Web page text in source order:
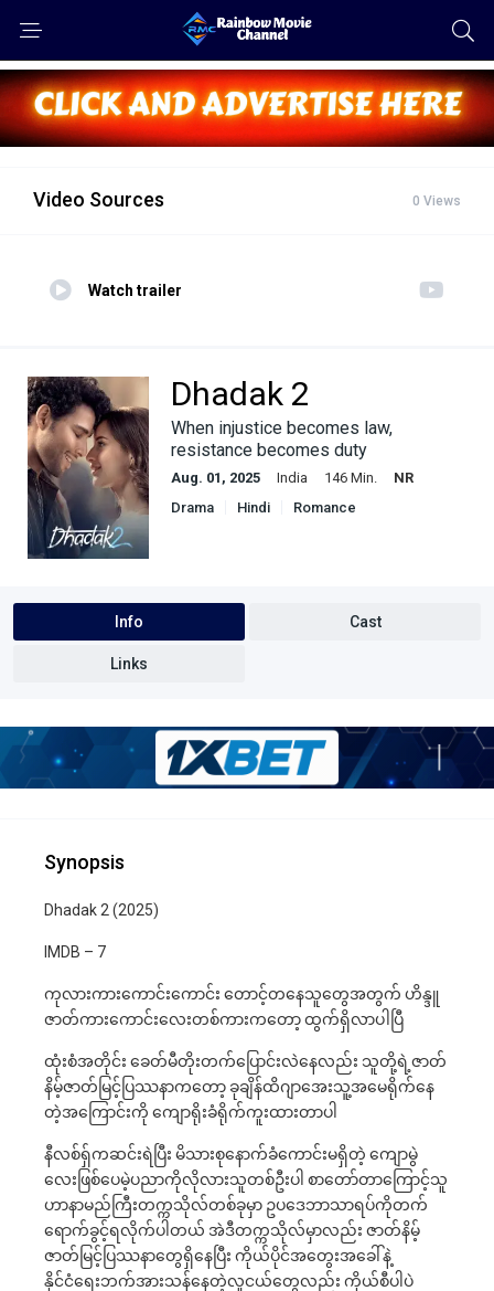
Video Sources 0 Views
Watch trailer
Dhadak 2
When injustice becomes law,
resistance becomes duty
Aug. 01, 2025 India 146 Min.
NR
Drama
Hindi Romance
Info Cast
Links
Synopsis
Dhadak 2 (2025)
IMDB – 7
ကုလားကား​ကောင်းကောင်း တောင့်တနေသူတွေအတွက် ဟိန္ဒူ
ဇာတ်ကားကောင်းလေးတစ်ကား​ကတော့ ထွက်ရှိလာပါပြီ
ထုံးစံအတိုင်း ခေတ်မီတိုးတက်ပြောင်းလဲနေလည်း သူတို့ရဲ့ဇာတ်
နိမ့်ဇာတ်မြင့်ပြဿနာကတော့ ခုချိန်ထိဂျာအေးသူ့အမေရိုက်နေ
တဲ့အကြောင်းကို ကျောရိုးခံရိုက်ကူးထားတာပါ
နီလစ်ရှ်ကဆင်းရဲပြီး မိသားစုနောက်ခံကောင်းမရှိတဲ့ ကျော​မွဲ
လေးဖြစ်ပေမဲ့ပညာကိုလိုလားသူတစ်ဦးပါ စာတော်တာကြောင့်သူ
ဟာနာမည်ကြီးတက္ကသိုလ်တစ်ခုမှာ ဥပဒေဘာသာရပ်ကိုတက်
ရောက်ခွင့်ရလိုက်ပါတယ် အဲဒီတက္ကသိုလ်မှာလည်း ဇာတ်နိမ့်
ဇာတ်မြင့်ပြဿနာတွေရှိနေပြီး ကိုယ်ပိုင်အတွေးအခေါ်နဲ့
နိုင်ငံရေးဘက်အားသန်နေတဲ့လူ​ငယ်တွေလည်း ကိုယ်စီပါပဲ